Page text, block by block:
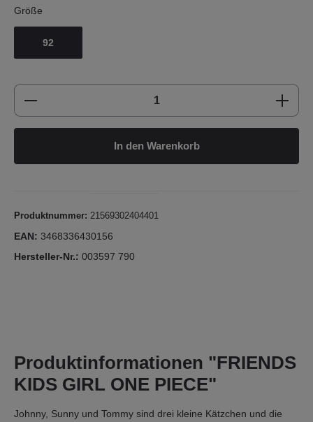
Größe
92
Produkt Anzahl: Gib den gewünschten
In den Warenkorb
Produktnummer: 21569302404401
EAN: 3468336430156
Hersteller-Nr.: 003597 790
Produktinformationen "FRIENDS
KIDS GIRL ONE PIECE"
Johnny, Sunny und Tommy sind drei kleine Kätzchen und die